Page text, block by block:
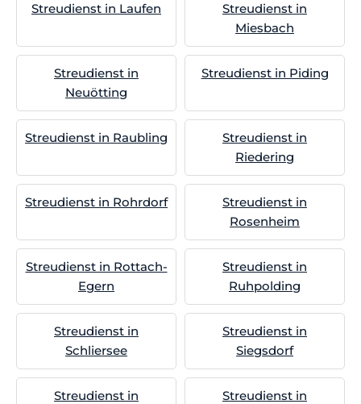
Streudienst in Laufen
Streudienst in
Miesbach
Streudienst in
Neuötting
Streudienst in Piding
Streudienst in Raubling
Streudienst in
Riedering
Streudienst in Rohrdorf
Streudienst in
Rosenheim
Streudienst in Rottach-
Egern
Streudienst in
Ruhpolding
Streudienst in
Schliersee
Streudienst in
Siegsdorf
Streudienst in
Streudienst in